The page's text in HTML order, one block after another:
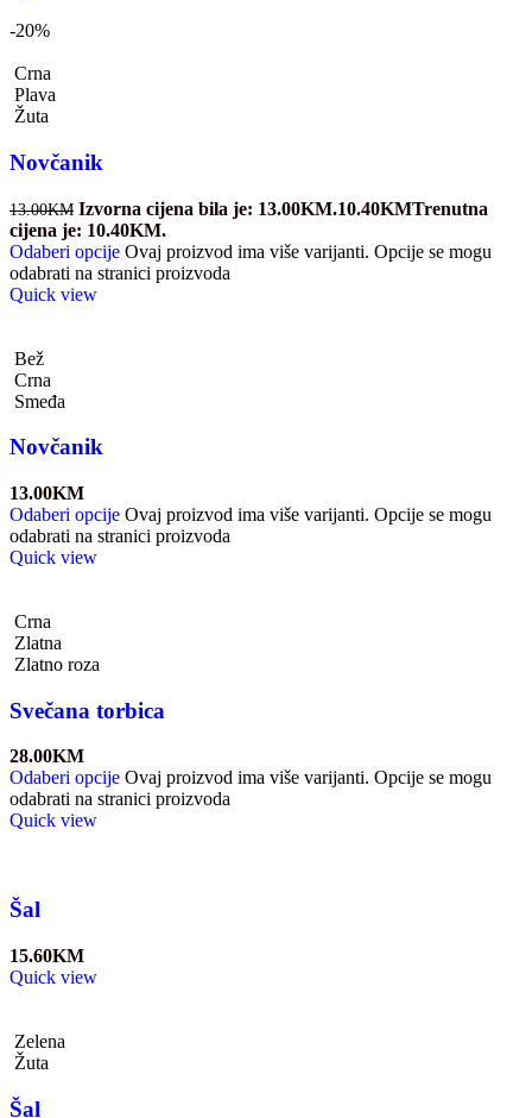
-20%
Crna
Plava
Žuta
Novčanik
13.00KM Izvorna cijena bila je: 13.00KM.10.40KMTrenutna
cijena je: 10.40KM.
Odaberi opcije Ovaj proizvod ima više varijanti. Opcije se mogu
odabrati na stranici proizvoda
Quick view
Bež
Crna
Smeđa
Novčanik
13.00KM
Odaberi opcije Ovaj proizvod ima više varijanti. Opcije se mogu
odabrati na stranici proizvoda
Quick view
Crna
Zlatna
Zlatno roza
Svečana torbica
28.00KM
Odaberi opcije Ovaj proizvod ima više varijanti. Opcije se mogu
odabrati na stranici proizvoda
Quick view
Šal
15.60KM
Quick view
Zelena
Žuta
Šal